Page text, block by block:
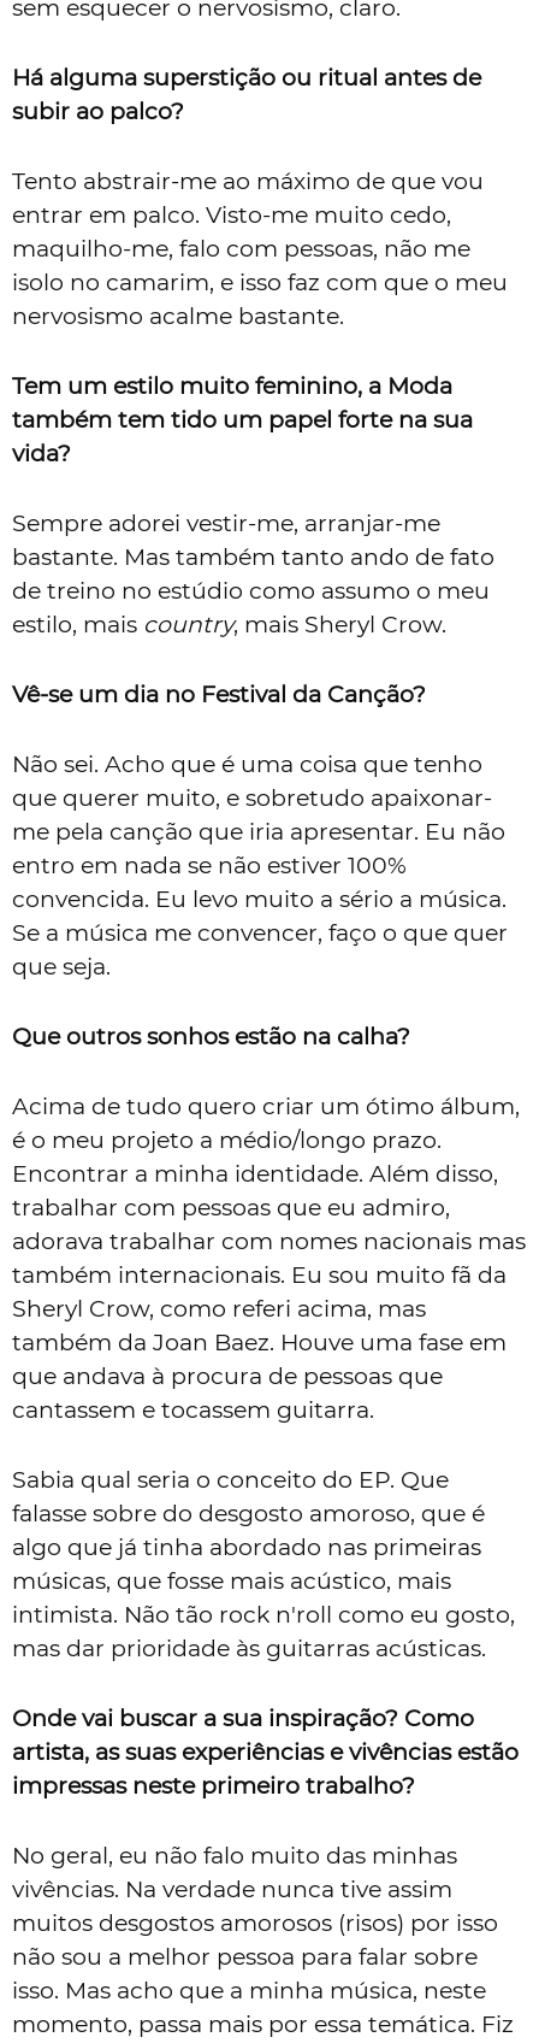
sem esquecer o nervosismo, claro.
Há alguma superstição ou ritual antes de
subir ao palco?
Tento abstrair-me ao máximo de que vou
entrar em palco. Visto-me muito cedo,
maquilho-me, falo com pessoas, não me
isolo no camarim, e isso faz com que o meu
nervosismo acalme bastante.
Tem um estilo muito feminino, a Moda
também tem tido um papel forte na sua
vida?
Sempre adorei vestir-me, arranjar-me
bastante. Mas também tanto ando de fato
de treino no estúdio como assumo o meu
estilo, mais country, mais Sheryl Crow.
Vê-se um dia no Festival da Canção?
Não sei. Acho que é uma coisa que tenho
que querer muito, e sobretudo apaixonar-
me pela canção que iria apresentar. Eu não
entro em nada se não estiver 100%
convencida. Eu levo muito a sério a música.
Se a música me convencer, faço o que quer
que seja.
Que outros sonhos estão na calha?
Acima de tudo quero criar um ótimo álbum,
é o meu projeto a médio/longo prazo.
Encontrar a minha identidade. Além disso,
trabalhar com pessoas que eu admiro,
adorava trabalhar com nomes nacionais mas
também internacionais. Eu sou muito fã da
Sheryl Crow, como referi acima, mas
também da Joan Baez. Houve uma fase em
que andava à procura de pessoas que
cantassem e tocassem guitarra.
Sabia qual seria o conceito do EP. Que
falasse sobre do desgosto amoroso, que é
algo que já tinha abordado nas primeiras
músicas, que fosse mais acústico, mais
intimista. Não tão rock n'roll como eu gosto,
mas dar prioridade às guitarras acústicas.
Onde vai buscar a sua inspiração? Como
artista, as suas experiências e vivências estão
impressas neste primeiro trabalho?
No geral, eu não falo muito das minhas
vivências. Na verdade nunca tive assim
muitos desgostos amorosos (risos) por isso
não sou a melhor pessoa para falar sobre
isso. Mas acho que a minha música, neste
momento, passa mais por essa temática. Fiz